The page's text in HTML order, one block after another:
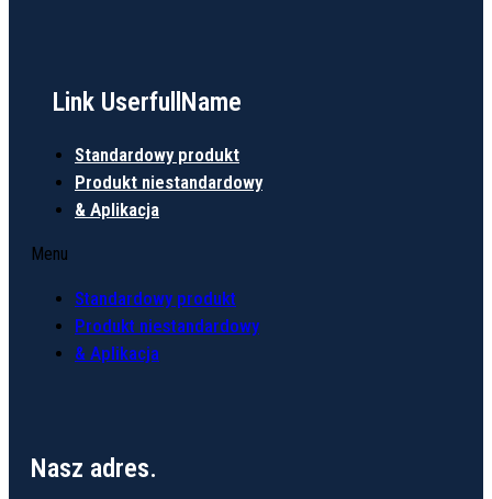
Link UserfullName
Standardowy produkt
Produkt niestandardowy
& Aplikacja
Menu
Standardowy produkt
Produkt niestandardowy
& Aplikacja
Nasz adres.